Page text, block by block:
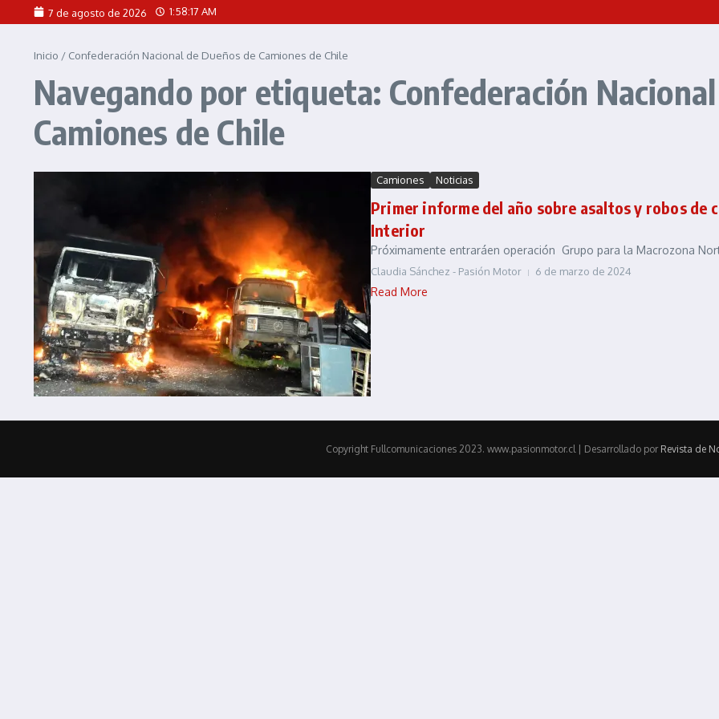
Saltar al contenido7 de agosto de 2026 1:58:17 AM
Inicio / Confederación Nacional de Dueños de Camiones de Chile
Navegando por etiqueta: Confederación
Camiones de Chile
Camiones Noticias
Primer informe del año sobre asaltos y robos de
Interior
Próximamente entraráen operación Grupo para la Macrozona
Claudia Sánchez - Pasión Motor 6 de marzo de 2024
Read More
Copyright Fullcomunicaciones 2023. www.pasionmotor.cl | Desarrollado por Revista de